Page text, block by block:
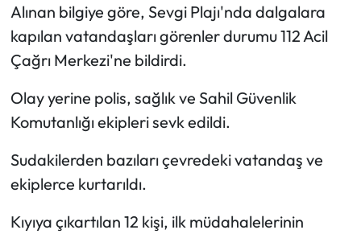
Alınan bilgiye göre, Sevgi Plajı'nda dalgalara
kapılan vatandaşları görenler durumu 112 Acil
Çağrı Merkezi'ne bildirdi.
Olay yerine polis, sağlık ve Sahil Güvenlik
Komutanlığı ekipleri sevk edildi.
Sudakilerden bazıları çevredeki vatandaş ve
ekiplerce kurtarıldı.
Kıyıya çıkartılan 12 kişi, ilk müdahalelerinin